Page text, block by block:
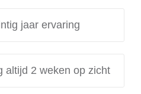
jaar ervaring
altijd 2 weken op zicht